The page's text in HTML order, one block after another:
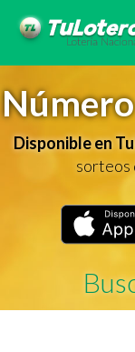
Disponible en
sorteos